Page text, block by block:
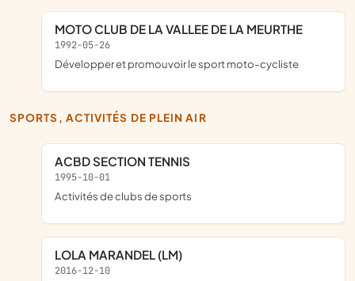
MOTO CLUB DE LA VALLEE DE LA MEURTHE
1992-05-26
développer et promouvoir le sport moto-cycliste
SPORTS, ACTIVITÉS DE PLEIN AIR
ACBD SECTION TENNIS
1995-10-01
Activités de clubs de sports
LOLA MARANDEL (LM)
2016-12-10